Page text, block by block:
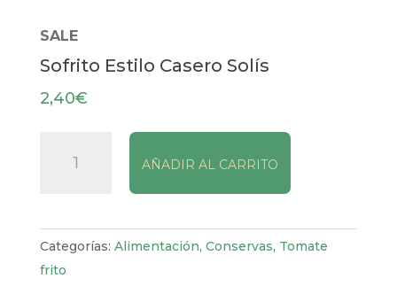
SALE
Sofrito Estilo Casero Solís
2,40€
Estilo
cantidad
AÑADIR AL CARRITO
Categorías: Alimentación, Conservas, Tomate
frito